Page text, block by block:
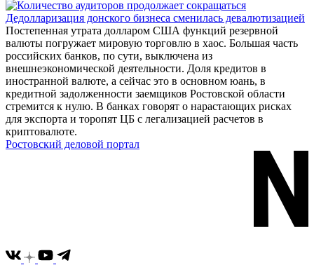
Дедолларизация донского бизнеса сменилась девалютизацией
Постепенная утрата долларом США функций резервной
валюты погружает мировую торговлю в хаос. Большая часть
российских банков, по сути, выключена из
внешнеэкономической деятельности. Доля кредитов в
иностранной валюте, а сейчас это в основном юань, в
кредитной задолженности заемщиков Ростовской области
стремится к нулю. В банках говорят о нарастающих рисках
для экспорта и торопят ЦБ с легализацией расчетов в
криптовалюте.
Ростовский деловой портал